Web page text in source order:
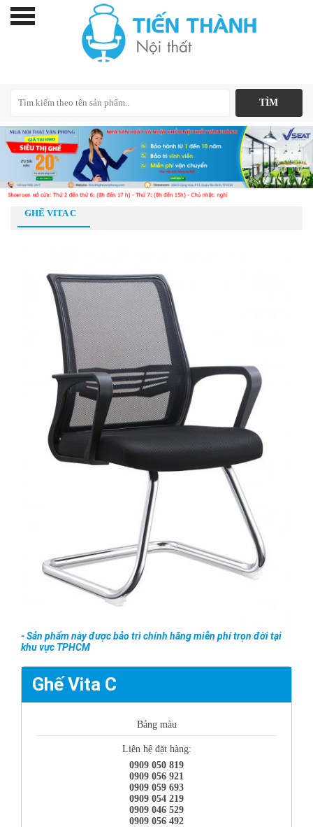
GHẾ VITA C
- Sản phẩm này được bảo trì chính hãng miễn phí trọn đời tại
khu vực TPHCM
Ghế Vita C
Bảng màu
Liên hệ đặt hàng:
0909 050 819
0909 056 921
0909 059 693
0909 054 219
0909 046 529
0909 056 492